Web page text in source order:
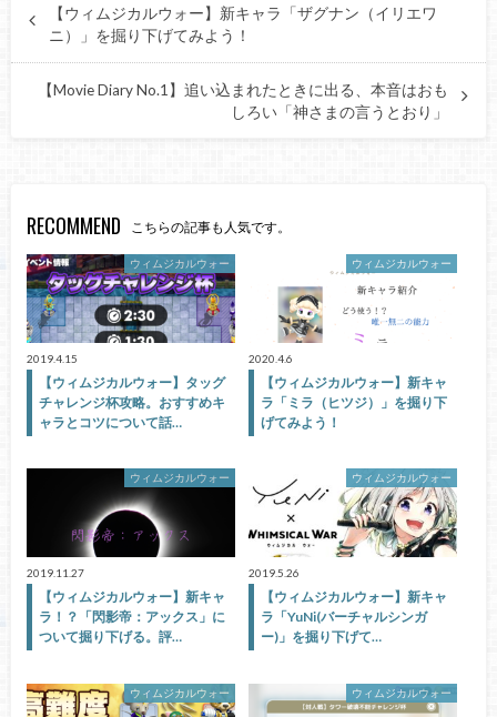
【ウィムジカルウォー】新キャラ「ザグナン（イリエワ
ニ）」を掘り下げてみよう！
【Movie Diary No.1】追い込まれたときに出る、本音はおも
しろい「神さまの言うとおり」
RECOMMEND こちらの記事も人気です。
ウィムジカルウォー
2019.4.15
【ウィムジカルウォー】タッグ
チャレンジ杯攻略。おすすめキ
ャラとコツについて話…
ウィムジカルウォー
2020.4.6
【ウィムジカルウォー】新キャ
ラ「ミラ（ヒツジ）」を掘り下
げてみよう！
ウィムジカルウォー
2019.11.27
【ウィムジカルウォー】新キャ
ラ！？「閃影帝：アックス」に
ついて掘り下げる。評…
ウィムジカルウォー
2019.5.26
【ウィムジカルウォー】新キャ
ラ「YuNi(バーチャルシンガ
ー)」を掘り下げて…
ウィムジカルウォー ウィムジカルウォー